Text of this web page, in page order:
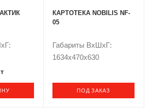
КАРТОТЕКА NOBILIS NF-
05
Габариты ВxШxГ:
1634x470x630
ПОД ЗАКАЗ